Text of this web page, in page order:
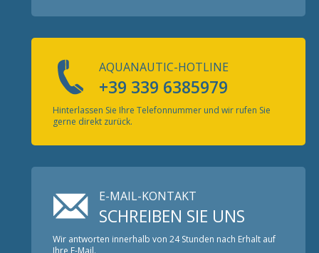
AQUANAUTIC-HOTLINE
+39 339 6385979
Hinterlassen Sie Ihre Telefonnummer und wir rufen Sie
gerne direkt zurück.
E-MAIL-KONTAKT
SCHREIBEN SIE UNS
Wir antworten innerhalb von 24 Stunden nach Erhalt auf